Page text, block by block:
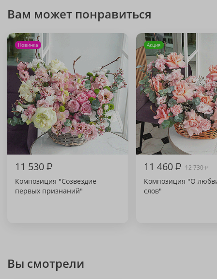
Вам может понравиться
Новинка
11 530₽
Композиция "Созвездие
первых признаний"
Акция
11 460₽ 12 730₽
Композиция "О
слов"
Вы смотрели